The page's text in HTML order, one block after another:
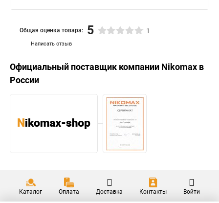
Написать отзыв
Общая оценка товара: 5 1
Официальный поставщик компании Nikomax в
России
Каталог Оплата Доставка Контакты Войти